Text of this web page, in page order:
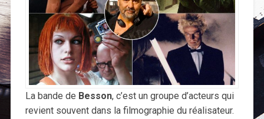
La bande de Besson, c’est un groupe d’acteurs qui
revient souvent dans la filmographie du réalisateur.